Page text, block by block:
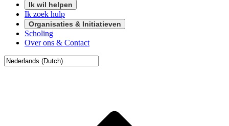
Ik wil helpen
Ik zoek hulp
Organisaties & Initiatieven
Scholing
Over ons & Contact